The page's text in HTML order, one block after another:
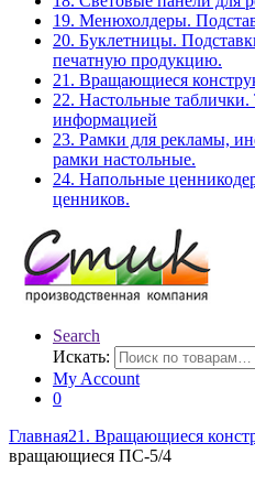
19. Менюхолдеры.
20. Буклетницы.
печатную продукцию.
21. Вращающиеся
22. Настольные
информацией
23. Рамки для рекламы,
рамки настольные.
24. Напольные
ценников.
Search
Искать:
My Account
0
Главная21. Вращающиеся
вращающиеся ПС-5/4